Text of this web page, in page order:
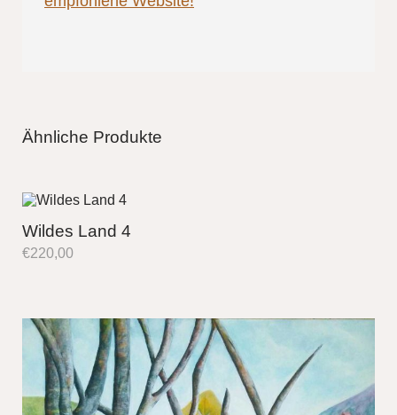
Ähnliche Produkte
Wildes Land 4
€220,00